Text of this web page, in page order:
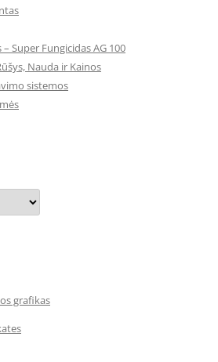
Super Fungicidas AG 100
Nauda ir Kainos
sistemos
grafikas